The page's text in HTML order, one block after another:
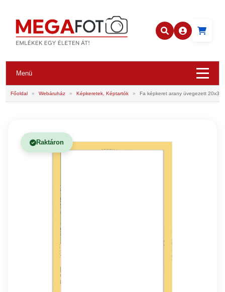
Menü
Főoldal » Webáruház » Képkeretek, Képtartók » Fa képkeret arany üvegezett 20x30
Raktáron